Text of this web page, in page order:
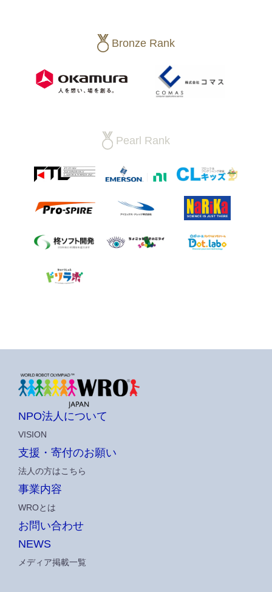
Bronze Rank
Pearl Rank
NPO法人について
VISION
支援・寄付のお願い
法人の方はこちら
事業内容
WROとは
お問い合わせ
NEWS
メディア掲載一覧